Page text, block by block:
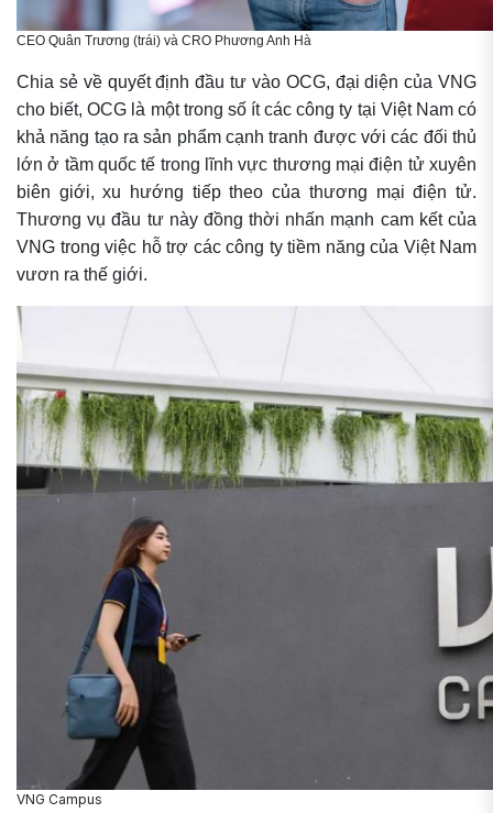
CEO Quân Trương (trái) và CRO Phương Anh Hà
Chia sẻ về quyết định đầu tư vào OCG, đại diện của VNG
cho biết, OCG là một trong số ít các công ty tại Việt Nam có
khả năng tạo ra sản phẩm cạnh tranh được với các đối thủ
lớn ở tầm quốc tế trong lĩnh vực thương mại điện tử xuyên
biên giới, xu hướng tiếp theo của thương mại điện tử.
Thương vụ đầu tư này đồng thời nhấn mạnh cam kết của
VNG trong việc hỗ trợ các công ty tiềm năng của Việt Nam
vươn ra thế giới.
VNG Campus